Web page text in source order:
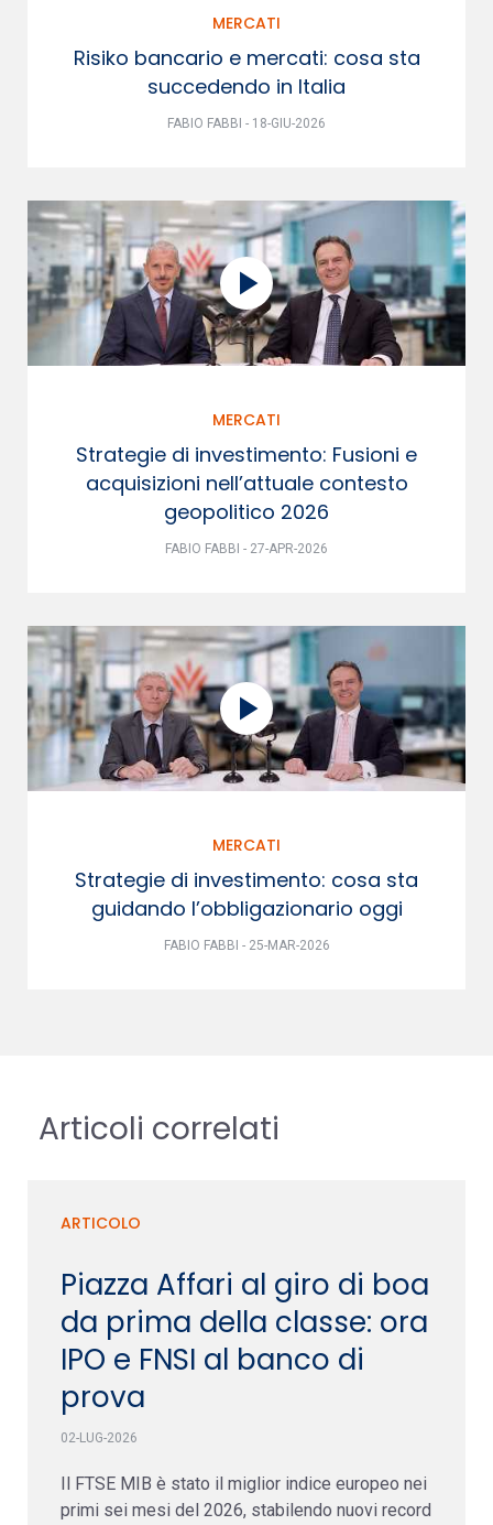
MERCATI
Risiko bancario e mercati: cosa sta
succedendo in Italia
FABIO FABBI - 18-GIU-2026
MERCATI
Strategie di investimento: Fusioni e
acquisizioni nell’attuale contesto
geopolitico 2026
FABIO FABBI - 27-APR-2026
MERCATI
Strategie di investimento: cosa sta
guidando l’obbligazionario oggi
FABIO FABBI - 25-MAR-2026
Articoli correlati
ARTICOLO
Piazza Affari al giro di boa
da prima della classe: ora
IPO e FNSI al banco di
prova
02-LUG-2026
Il FTSE MIB è stato il miglior indice europeo nei
primi sei mesi del 2026, stabilendo nuovi record